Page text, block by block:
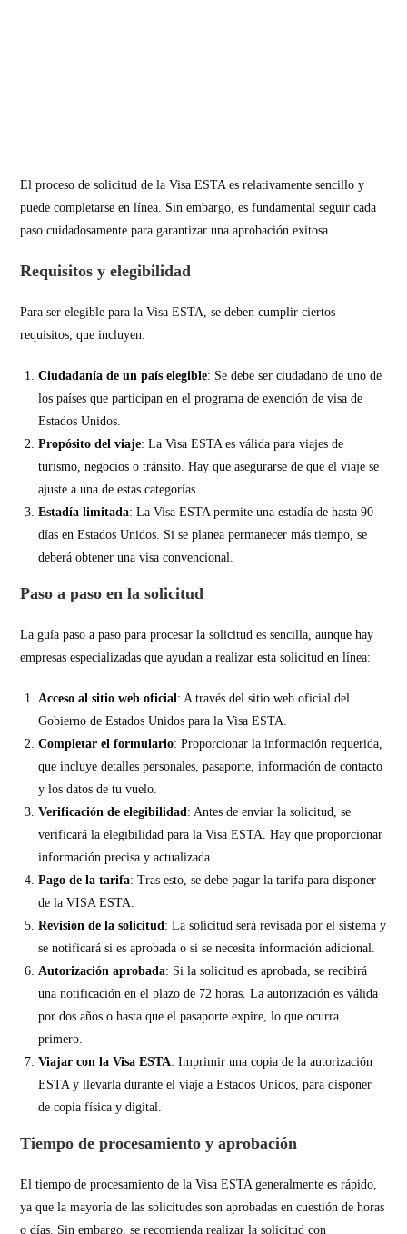
El proceso de solicitud de la Visa ESTA es relativamente sencillo y
puede completarse en línea. Sin embargo, es fundamental seguir cada
paso cuidadosamente para garantizar una aprobación exitosa.
Requisitos y elegibilidad
Para ser elegible para la Visa ESTA, se deben cumplir ciertos
requisitos, que incluyen:
Ciudadanía de un país elegible: Se debe ser ciudadano de uno de
los países que participan en el programa de exención de visa de
Estados Unidos.
Propósito del viaje: La Visa ESTA es válida para viajes de
turismo, negocios o tránsito. Hay que asegurarse de que el viaje se
ajuste a una de estas categorías.
Estadía limitada: La Visa ESTA permite una estadía de hasta 90
días en Estados Unidos. Si se planea permanecer más tiempo, se
deberá obtener una visa convencional.
Paso a paso en la solicitud
La guía paso a paso para procesar la solicitud es sencilla, aunque hay
empresas especializadas que ayudan a realizar esta solicitud en línea:
Acceso al sitio web oficial: A través del sitio web oficial del
Gobierno de Estados Unidos para la Visa ESTA.
Completar el formulario: Proporcionar la información requerida,
que incluye detalles personales, pasaporte, información de contacto
y los datos de tu vuelo.
Verificación de elegibilidad: Antes de enviar la solicitud, se
verificará la elegibilidad para la Visa ESTA. Hay que proporcionar
información precisa y actualizada.
Pago de la tarifa: Tras esto, se debe pagar la tarifa para disponer
de la VISA ESTA.
Revisión de la solicitud: La solicitud será revisada por el sistema y
se notificará si es aprobada o si se necesita información adicional.
Autorización aprobada: Si la solicitud es aprobada, se recibirá
una notificación en el plazo de 72 horas. La autorización es válida
por dos años o hasta que el pasaporte expire, lo que ocurra
primero.
Viajar con la Visa ESTA: Imprimir una copia de la autorización
ESTA y llevarla durante el viaje a Estados Unidos, para disponer
de copia física y digital.
Tiempo de procesamiento y aprobación
El tiempo de procesamiento de la Visa ESTA generalmente es rápido,
ya que la mayoría de las solicitudes son aprobadas en cuestión de horas
o días. Sin embargo, se recomienda realizar la solicitud con